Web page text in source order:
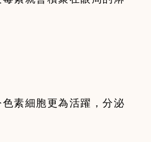
素細胞更為活躍，分泌